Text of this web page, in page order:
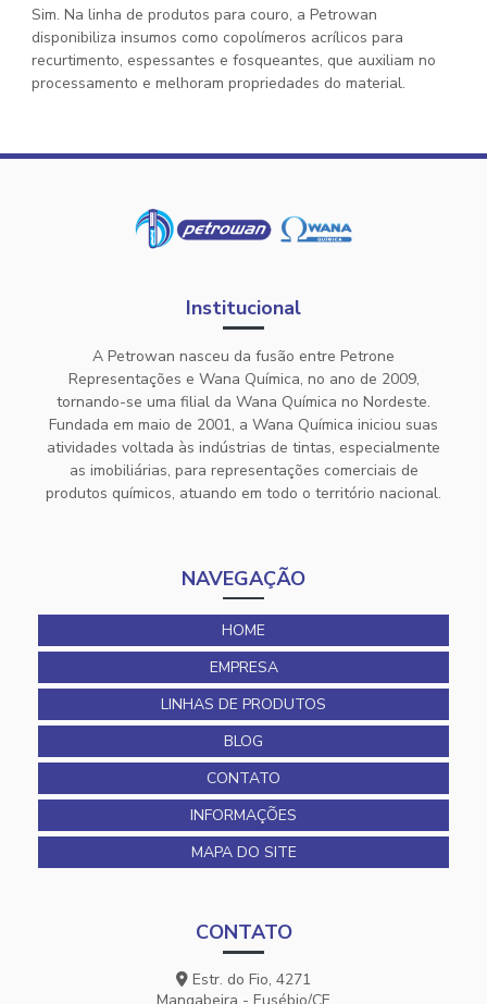
Sim. Na linha de produtos para couro, a Petrowan
disponibiliza insumos como copolímeros acrílicos para
recurtimento, espessantes e fosqueantes, que auxiliam no
processamento e melhoram propriedades do material.
Institucional
A Petrowan nasceu da fusão entre Petrone
Representações e Wana Química, no ano de 2009,
tornando-se uma filial da Wana Química no Nordeste.
Fundada em maio de 2001, a Wana Química iniciou suas
atividades voltada às indústrias de tintas, especialmente
as imobiliárias, para representações comerciais de
produtos químicos, atuando em todo o território nacional.
NAVEGAÇÃO
HOME
EMPRESA
LINHAS DE PRODUTOS
BLOG
CONTATO
INFORMAÇÕES
MAPA DO SITE
CONTATO
Estr. do Fio, 4271
Mangabeira - Eusébio/CE